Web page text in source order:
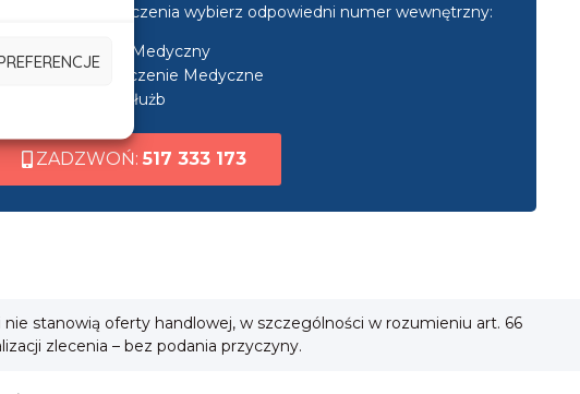
nawiązaniu połączenia wybierz odpowiedni numer wewnętrzny:
1 ➜ Transport Medyczny
2 ➜ Zabezpieczenie Medyczne
3 ➜ Obsługa służb
ZADZWOŃ:517 333 173
stanowią oferty handlowej, w szczególności w rozumieniu art. 66
zlecenia – bez podania przyczyny.